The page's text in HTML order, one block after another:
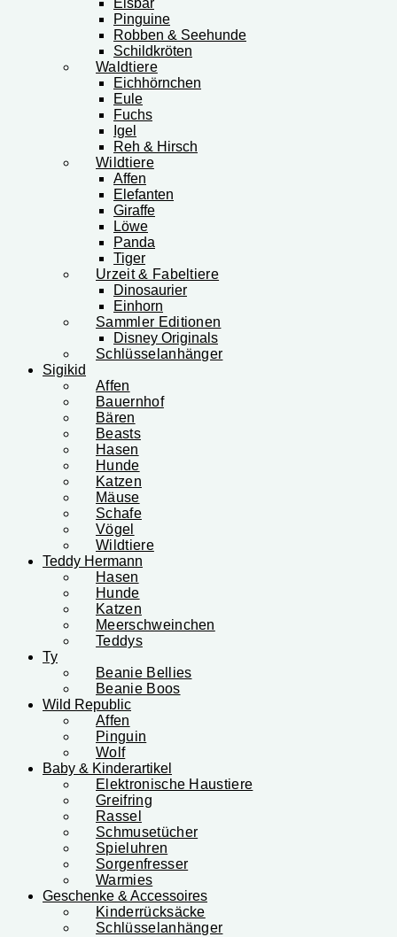
Eisbär
Pinguine
Robben & Seehunde
Schildkröten
Waldtiere
Eichhörnchen
Eule
Fuchs
Igel
Reh & Hirsch
Wildtiere
Affen
Elefanten
Giraffe
Löwe
Panda
Tiger
Urzeit & Fabeltiere
Dinosaurier
Einhorn
Sammler Editionen
Disney Originals
Schlüsselanhänger
Sigikid
Affen
Bauernhof
Bären
Beasts
Hasen
Hunde
Katzen
Mäuse
Schafe
Vögel
Wildtiere
Teddy Hermann
Hasen
Hunde
Katzen
Meerschweinchen
Teddys
Ty
Beanie Bellies
Beanie Boos
Wild Republic
Affen
Pinguin
Wolf
Baby & Kinderartikel
Elektronische Haustiere
Greifring
Rassel
Schmusetücher
Spieluhren
Sorgenfresser
Warmies
Geschenke & Accessoires
Kinderrücksäcke
Schlüsselanhänger